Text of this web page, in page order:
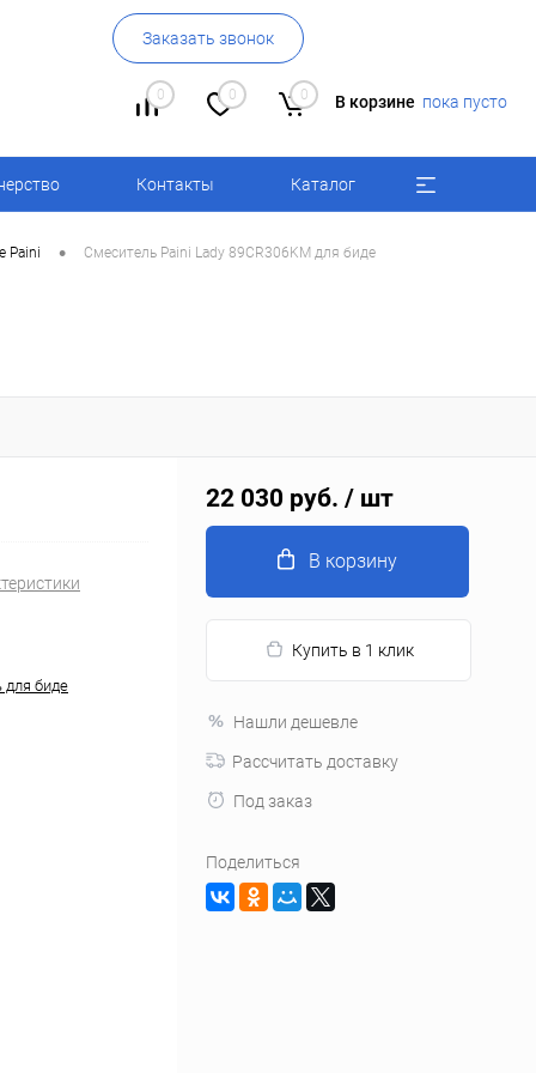
Заказать звонок
0 0 0 В корзине пока пусто
Контакты Каталог
Paini • Смеситель Paini Lady 89CR306KM для биде
для биде
22 030 руб. / шт
В корзину
Купить в 1 клик
Нашли дешевле
Рассчитать доставку
Под заказ
Поделиться